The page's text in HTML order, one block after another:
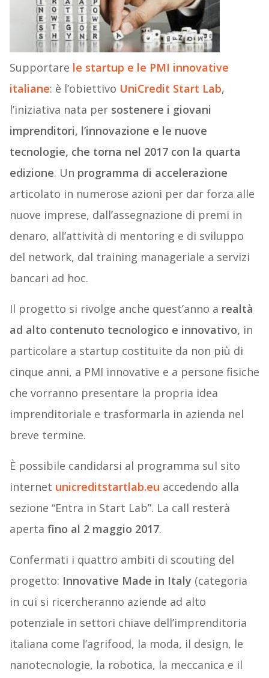
Supportare le startup e le PMI innovative
italiane: è l’obiettivo UniCredit Start Lab,
l’iniziativa nata per sostenere i giovani
imprenditori, l’innovazione e le nuove
tecnologie, che torna nel 2017 con la quarta
edizione. Un programma di accelerazione
articolato in numerose azioni per dar forza alle
nuove imprese, dall’assegnazione di premi in
denaro, all’attività di mentoring e di sviluppo
del network, dal training manageriale a servizi
bancari ad hoc.
Il progetto si rivolge anche quest’anno a realtà
ad alto contenuto tecnologico e innovativo, in
particolare a startup costituite da non più di
cinque anni, a PMI innovative e a persone fisiche
che vorranno presentare la propria idea
imprenditoriale e trasformarla in azienda nel
breve termine.
È possibile candidarsi al programma sul sito
internet unicreditstartlab.eu accedendo alla
sezione “Entra in Start Lab”. La call resterà
aperta fino al 2 maggio 2017.
Confermati i quattro ambiti di scouting del
progetto: Innovative Made in Italy (categoria
in cui si ricercheranno aziende ad alto
potenziale in settori chiave dell’imprenditoria
italiana come l’agrifood, la moda, il design, le
nanotecnologie, la robotica, la meccanica e il